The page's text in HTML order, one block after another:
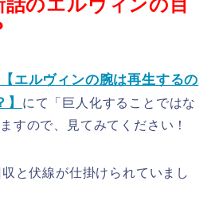
【エルヴィンの腕は再生するの
にて「巨人化することではな
すので、見てみてください！
と伏線が仕掛けられていまし